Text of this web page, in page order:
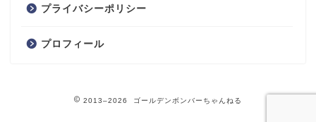
プライバシーポリシー
プロフィール
2013–2026 ゴールデンボンバーちゃんねる